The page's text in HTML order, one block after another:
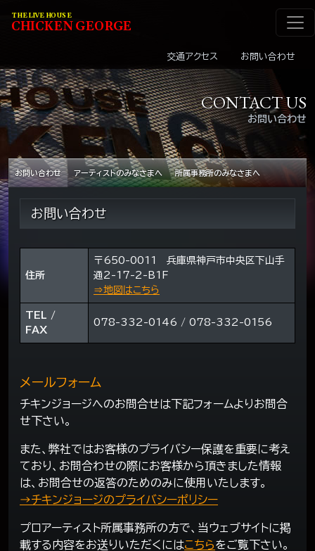
メインナビゲーショ
THE LIVE HOUSE
CHICKENGEORGE
交通アクセス お問い合わせ
お問い合わせ
CONTACT US
お問い合わせ アーティストのみなさまへ 所属事務所のみなさまへ
お問い合わせ
住所
〒650-0011 兵庫県神戸市中央区下山手
通2-17-2-B1F
⇒地図はこちら
TEL /
FAX
078-332-0146 / 078-332-0156
メールフォーム
チキンジョージへのお問合せは下記フォームよりお問合
せ下さい。
また、弊社ではお客様のプライバシー保護を重要に考え
ており、お問合わせの際にお客様から頂きました情報
は、お問合せの返答のためのみに使用いたします。
→チキンジョージのプライバシーポリシー
プロアーティスト所属事務所の方で、当ウェブサイトに掲
載する内容をお送りいただくにはこちらをご覧下さい。